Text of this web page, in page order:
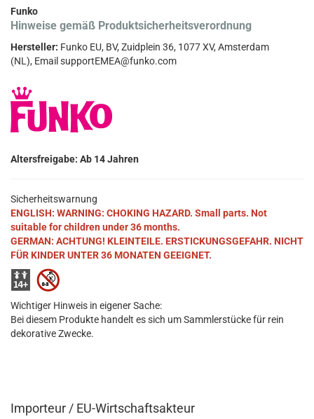
Funko
Hinweise gemäß Produktsicherheitsverordnung
Hersteller: Funko EU, BV, Zuidplein 36, 1077 XV, Amsterdam
(NL), Email supportEMEA@funko.com
Altersfreigabe: Ab 14 Jahren
Sicherheitswarnung
ENGLISH: WARNING: CHOKING HAZARD. Small parts. Not
suitable for children under 36 months.
GERMAN: ACHTUNG! KLEINTEILE. ERSTICKUNGSGEFAHR. NICHT
FÜR KINDER UNTER 36 MONATEN GEEIGNET.
Wichtiger Hinweis in eigener Sache:
Bei diesem Produkte handelt es sich um Sammlerstücke für rein
dekorative Zwecke.
Importeur / EU-Wirtschaftsakteur